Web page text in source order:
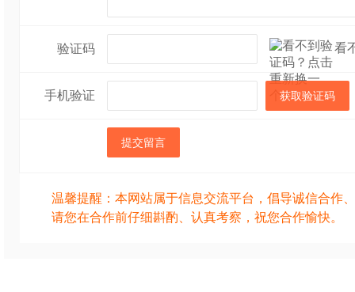
验证码 看
手机验证 获取验证码
提交留言
温馨提醒：本网站属于信息交流平台，倡导诚信合作
请您在合作前仔细斟酌、认真考察，祝您合作愉快。